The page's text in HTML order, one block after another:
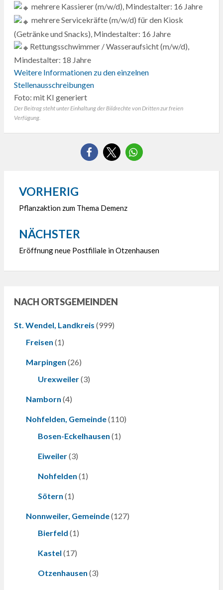
mehrere Kassierer (m/w/d), Mindestalter: 16 Jahre
mehrere Servicekräfte (m/w/d) für den Kiosk
(Getränke und Snacks), Mindestalter: 16 Jahre
Rettungsschwimmer / Wasseraufsicht (m/w/d),
Mindestalter: 18 Jahre
Weitere Informationen zu den einzelnen
Stellenausschreibungen
Foto: mit KI generiert
Der Beitrag steht unter Einhaltung der Bildrechte von Dritten zur freien
Verfügung.
Beitragsnavigation
VORHERIG
Pflanzaktion zum Thema Demenz
NÄCHSTER
Eröffnung neue Postfiliale in Otzenhausen
NACH ORTSGEMEINDEN
St. Wendel, Landkreis (999)
Freisen (1)
Marpingen (26)
Urexweiler(3)
Namborn (4)
Nohfelden, Gemeinde(110)
Bosen-Eckelhausen (1)
Eiweiler(3)
Nohfelden (1)
Sötern (1)
Nonnweiler, Gemeinde(127)
Bierfeld (1)
Kastel (17)
Otzenhausen (3)